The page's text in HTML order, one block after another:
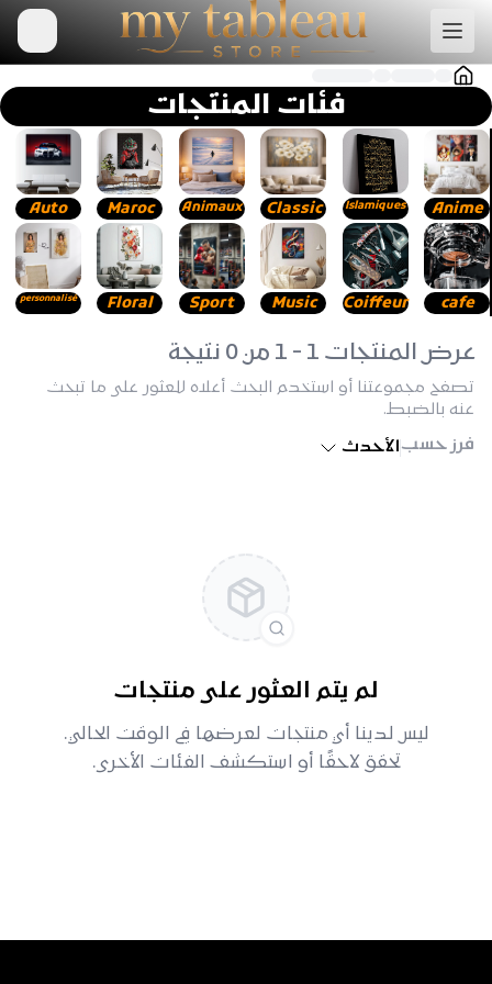
فئات المنتجات
Anime
Islamiques
Classic
Animaux
Maroc
Auto
cafe
Coiffeur
Music
Sport
Floral
personnalisé
عرض المنتجات 1 - 1 من 0 نتيجة
تصفح مجموعتنا أو استخدم البحث أعلاه للعثور على ما تبحث
عنه بالضبط.
فرز حسبالأحدث
لم يتم العثور على منتجات
ليس لدينا أي منتجات لعرضها في الوقت الحالي.
تحقق لاحقًا أو استكشف الفئات الأخرى.